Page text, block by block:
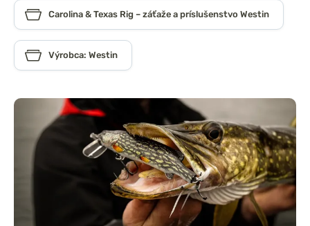
Carolina & Texas Rig – záťaže a príslušenstvo Westin
Výrobca: Westin